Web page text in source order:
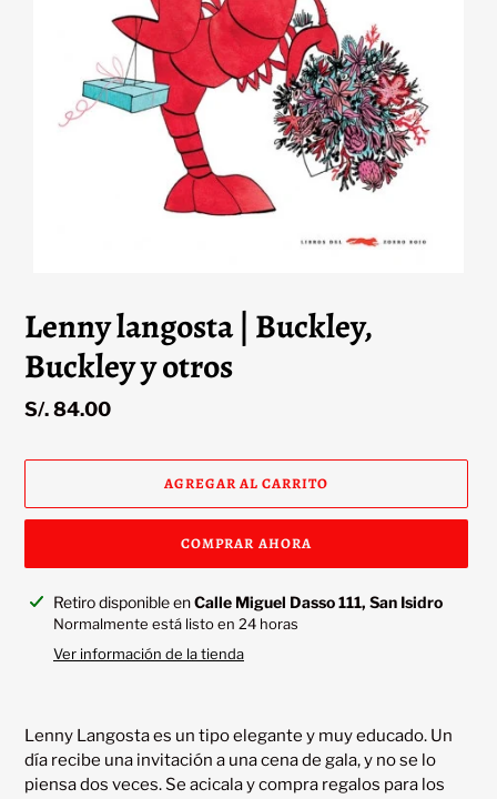
Lenny langosta | Buckley,
Buckley y otros
Precio
S/. 84.00
AGREGAR AL CARRITO
COMPRAR AHORA
Agregando
producto
Retiro disponible enCalle Miguel Dasso 111, San Isidro
Normalmente está listo en 24 horas
Ver información de la tienda
Lenny Langosta es un tipo elegante y muy educado. Un
día recibe una invitación a una cena de gala, y no se lo
piensa dos veces. Se acicala y compra regalos para los